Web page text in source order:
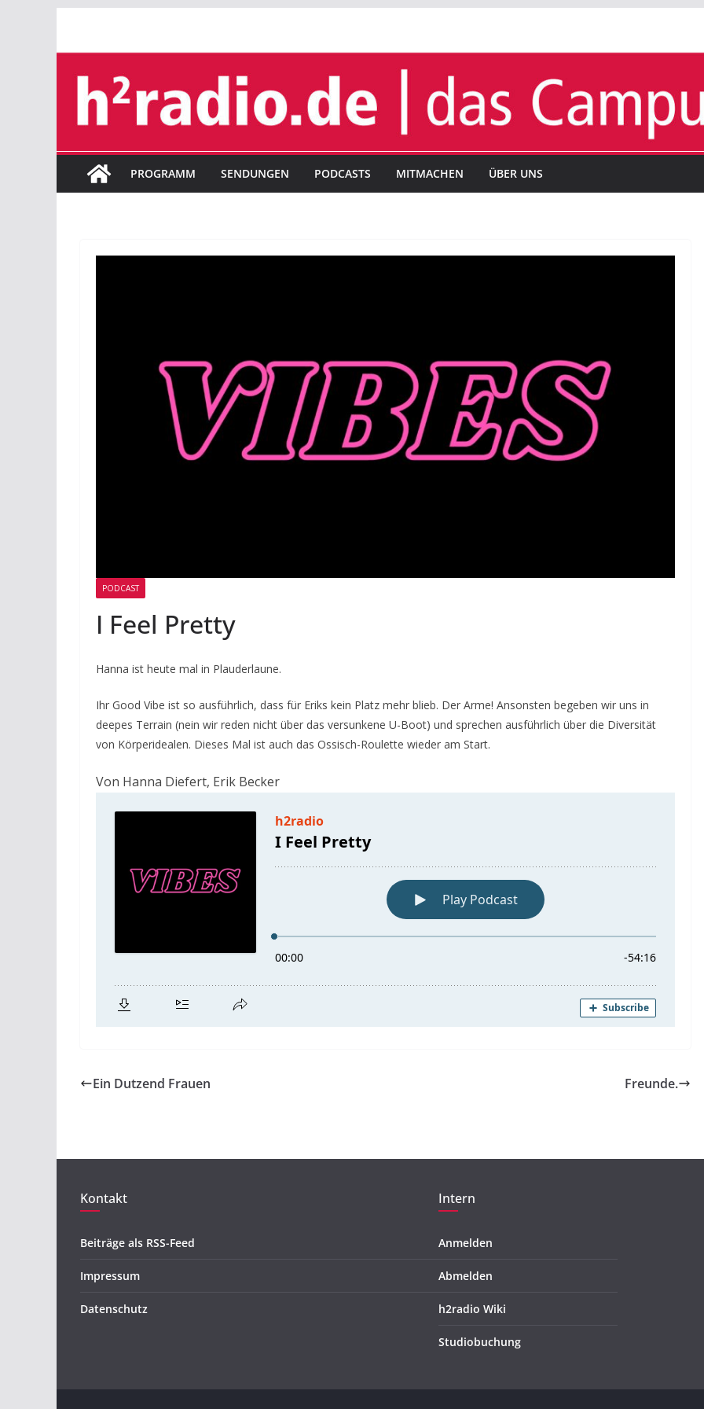
PROGRAMM SENDUNGEN PODCASTS MITMACHEN ÜBER UNS
PODCAST
I Feel Pretty
Hanna ist heute mal in Plauderlaune.
Ihr Good Vibe ist so ausführlich, dass für Eriks kein Platz mehr blieb. Der Arme! Ansonsten begeben wir uns in
deepes Terrain (nein wir reden nicht über das versunkene U-Boot) und sprechen ausführlich über die Diversität
von Körperidealen. Dieses Mal ist auch das Ossisch-Roulette wieder am Start.
Von Hanna Diefert, Erik Becker
Ein Dutzend Frauen Freunde.
BEITRAG TIPP
Beleidigung,
23. Mai 2018 Jytte Grieger
Kontakt
Beiträge als RSS-Feed
Impressum
Datenschutz
Intern
Anmelden
Abmelden
h2radio Wiki
Studiobuchung